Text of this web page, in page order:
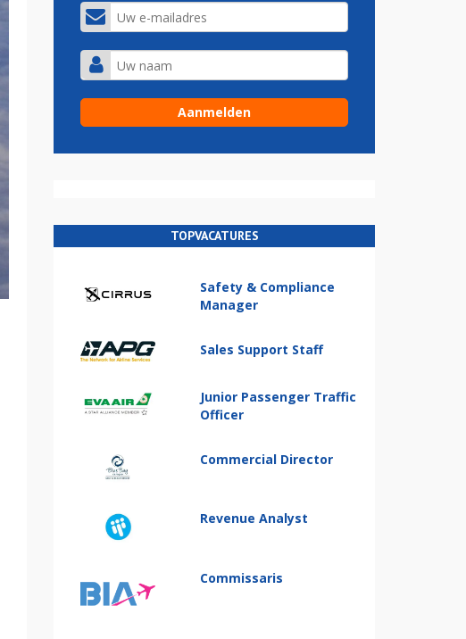
TOPVACATURES
Safety & Compliance
Manager
Sales Support Staff
Junior Passenger Traffic
Officer
Commercial Director
Revenue Analyst
Commissaris